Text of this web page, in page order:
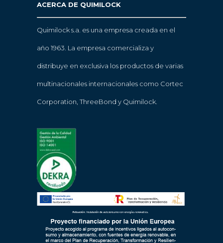
ACERCA DE QUIMILOCK
Quimilock s.a. es una empresa creada en el
año 1963. La empresa comercializa y
distribuye en exclusiva los productos de varias
multinacionales internacionales como Cortec
Corporation, ThreeBond y Quimilock.